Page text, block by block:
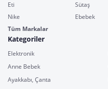
Eti
Sütaş
Nike
Ebebek
Tüm Markalar
Kategoriler
Elektronik
Anne Bebek
Ayakkabı, Çanta